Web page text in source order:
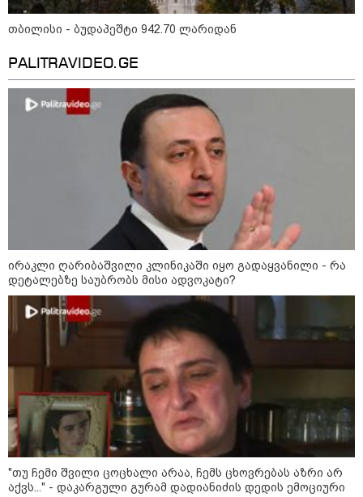
19:30 / 06-08-2026
ბერუაშვილს ბრალდება
წარუდგინეს
15:54 / 06-08-2026
"ბრალი არის აბურდული -
სამწუხაროა, რომ სრულიად
უდანაშაულო ბავშვის ცხოვრება
დაანგრიეს"- გიგა ავალიანის
საქმეზე დაკავებული ანასტასია
ბერუაშვილის ადვოკატი
კატეგორიის ყველა სიახლე
მკითხველის რჩევით
თბილისი - ბუდაპეშტი 942.70 ლარიდან
PALITRAVIDEO.GE
ირაკლი ღარიბაშვილი კლინიკაში იყო გადაყვანილი - რა
დეტალებზე საუბრობს მისი ადვოკატი?
"თუ ჩემი შვილი ცოცხალი არაა, ჩემს ცხოვრებას აზრი არ
აქვს..." - დაკარგული გურამ დადიანიძის დედის ემოციური